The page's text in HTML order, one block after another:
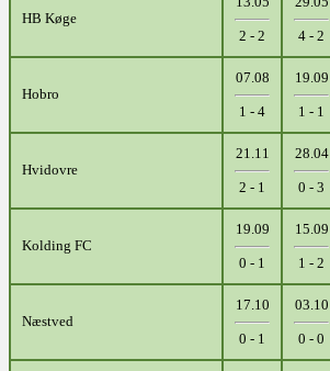
HB Køge
2 - 2 4 - 2
Hobro
07.08
1 - 4
19.09
1 - 1
Hvidovre
21.11
2 - 1
28.04
0 - 3
Kolding FC
19.09
0 - 1
15.09
1 - 2
Næstved
17.10
0 - 1
03.10
0 - 0